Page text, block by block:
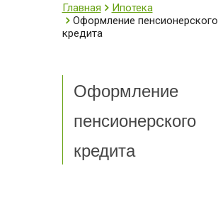
Главная
Ипотека
Оформление пенсионерского
кредита
Оформление
пенсионерского
кредита